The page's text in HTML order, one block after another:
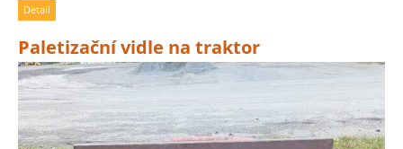
Detail
Paletizační vidle na traktor